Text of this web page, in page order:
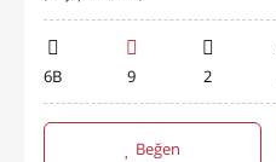
6B 9 2
Beğen